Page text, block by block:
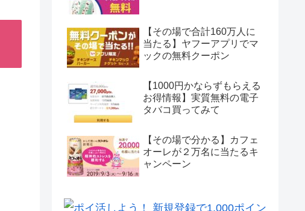
【その場で合計160万人に
当たる】ヤフーアプリでマ
ックの無料クーポン
【1000円かならずもらえる
お得情報】実質無料の電子
タバコ買ってみて
【その場で分かる】カフェ
オーレが２万名に当たるキ
ャンペーン